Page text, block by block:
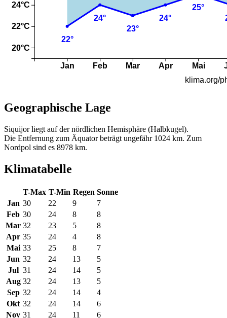
Geographische Lage
Siquijor liegt auf der nördlichen Hemisphäre (Halbkugel).
Die Entfernung zum Äquator beträgt ungefähr 1024 km. Zum
Nordpol sind es 8978 km.
Klimatabelle
T-Max T-Min Regen Sonne
Jan 30 22 9
7
Feb 30 24 8
8
Mar 32 23 5
8
Apr 35 24 4
8
Mai 33 25 8
7
Jun 32 24 13
5
Jul 31 24 14
5
Aug 32 24 13
5
Sep 32 24 14
4
Okt 32 24 14
6
Nov 31 24 11 6